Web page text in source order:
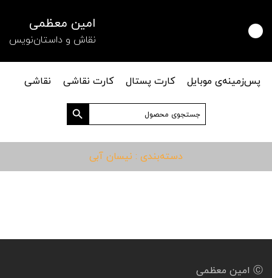
امین معظمی
نقاش و داستان‌نویس
پس‌زمینه‌ی موبایل کارت پستال کارت نقاشی
نقاشی
جستجو
برای:
دکمه جستجو
دسته‌بندی : نیسان آبی
Ⓒ امین معظمی